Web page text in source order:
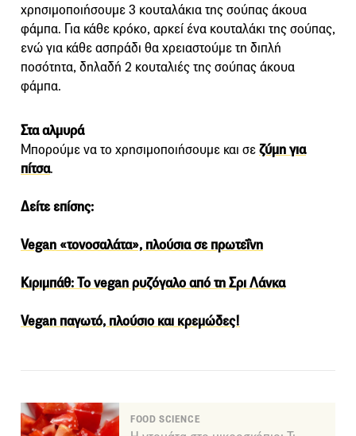
χρησιμοποιήσουμε 3 κουταλάκια της σούπας άκουα
φάμπα. Για κάθε κρόκο, αρκεί ένα κουταλάκι της σούπας,
ενώ για κάθε ασπράδι θα χρειαστούμε τη διπλή
ποσότητα, δηλαδή 2 κουταλιές της σούπας άκουα
φάμπα.
Στα αλμυρά
Μπορούμε να το χρησιμοποιήσουμε και σεζύμη για
πίτσα.
Δείτε επίσης:
Vegan «τονοσαλάτα», πλούσια σε πρωτεΐνη
Κιριμπάθ: Το vegan ρυζόγαλο από τη Σρι Λάνκα
Vegan παγωτό, πλούσιο και κρεμώδες!
FOOD SCIENCE